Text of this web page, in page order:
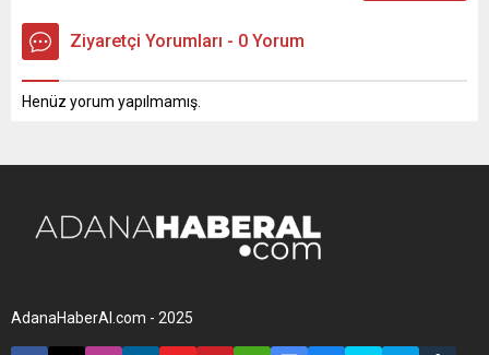
Ziyaretçi Yorumları - 0 Yorum
Henüz yorum yapılmamış.
AdanaHaberAl.com - 2025